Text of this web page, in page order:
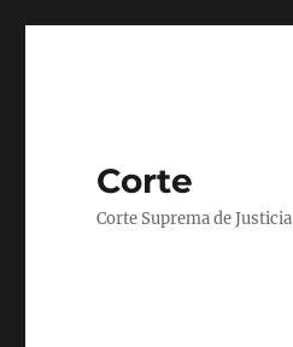
Corte
Corte Suprema de Justicia